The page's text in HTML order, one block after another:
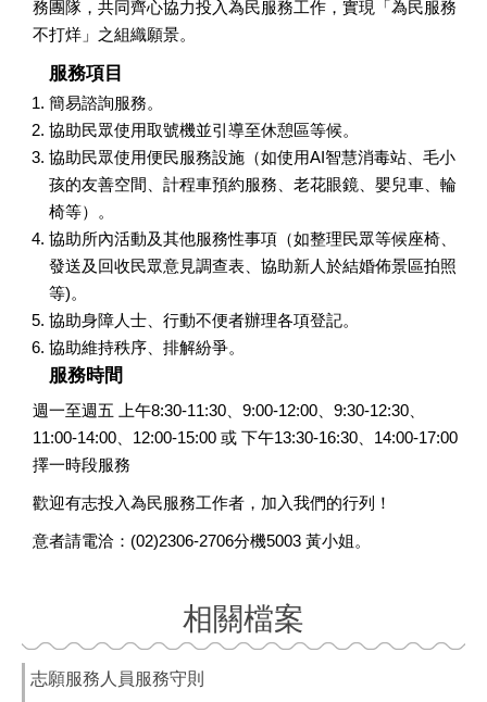
務團隊，共同齊心協力投入為民服務工作，實現「為民服務
不打烊」之組織願景。
服務項目
簡易諮詢服務。
協助民眾使用取號機並引導至休憩區等候。
協助民眾使用便民服務設施（如使用AI智慧消毒站、毛小
孩的友善空間、計程車預約服務、老花眼鏡、嬰兒車、輪
椅等）。
協助所內活動及其他服務性事項（如整理民眾等候座椅、
發送及回收民眾意見調查表、協助新人於結婚佈景區拍照
等)。
協助身障人士、行動不便者辦理各項登記。
協助維持秩序、排解紛爭。
服務時間
週一至週五 上午8:30-11:30、9:00-12:00、9:30-12:30、
11:00-14:00、12:00-15:00 或 下午13:30-16:30、14:00-17:00
擇一時段服務
歡迎有志投入為民服務工作者，加入我們的行列！
意者請電洽：(02)2306-2706分機5003 黃小姐。
相關檔案
志願服務人員服務守則